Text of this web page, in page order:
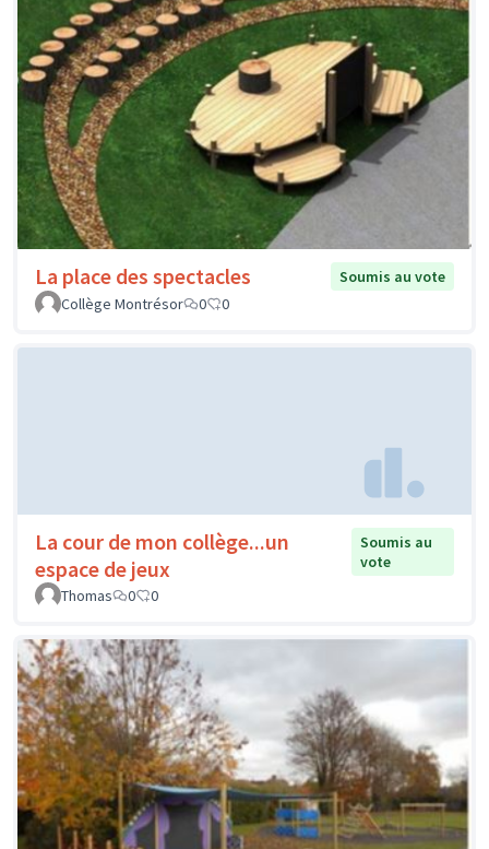
La place des spectacles
Soumis au vote
Collège Montrésor
0 0
La cour de mon collège...un
espace de jeux
Soumis au
vote
Thomas
0 0